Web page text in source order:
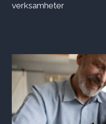
verksamheter